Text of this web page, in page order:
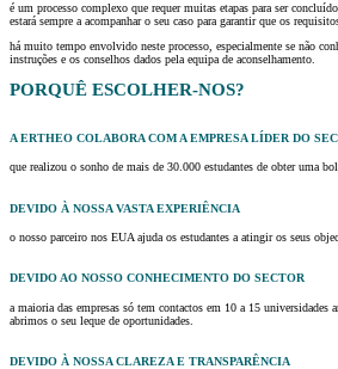
é um processo complexo que requer muitas etapas para ser
estará sempre a acompanhar o seu caso para garantir que os
há muito tempo envolvido neste processo, especialmente se não
instruções e os conselhos dados pela equipa de aconselhamento.
PORQUÊ ESCOLHER-NOS?
A ERTHEO COLABORA COM A EMPRESA LÍDER DO
que realizou o sonho de mais de 30.000 estudantes de obter uma
DEVIDO À NOSSA VASTA EXPERIÊNCIA
o nosso parceiro nos EUA ajuda os estudantes a atingir os seus
DEVIDO AO NOSSO CONHECIMENTO DO SECTOR
a maioria das empresas só tem contactos em 10 a 15 universidades
abrimos o seu leque de oportunidades.
DEVIDO À NOSSA CLAREZA E TRANSPARÊNCIA